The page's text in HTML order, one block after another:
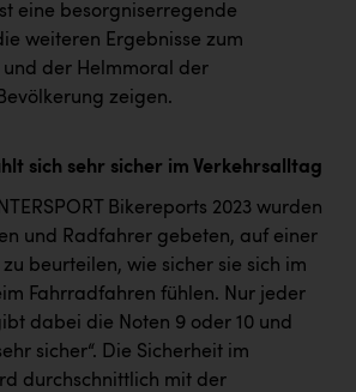
eine besorgniserregende
weiteren Ergebnisse zum
und der Helmmoral der
zeigen.
sich sehr sicher im Verkehrsalltag
Bikereports 2023 wurden
und Radfahrer gebeten, auf einer
zu beurteilen, wie sicher sie sich im
Fahrradfahren fühlen. Nur jeder
dabei die Noten 9 oder 10 und
sicher“. Die Sicherheit im
durchschnittlich mit der